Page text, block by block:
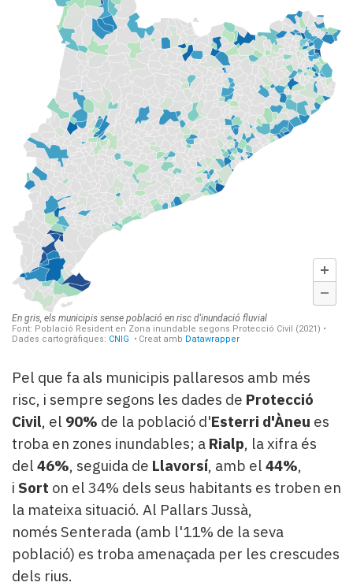
Pel que fa als municipis pallaresos amb més
risc, i sempre segons les dades de Protecció
Civil, el 90% de la població d'Esterri d'Àneu es
troba en zones inundables; a Rialp, la xifra és
del 46%, seguida de Llavorsí, amb el 44%,
i Sort on el 34% dels seus habitants es troben en
la mateixa situació. Al Pallars Jussà,
només Senterada (amb l'11% de la seva
població) es troba amenaçada per les crescudes
dels rius.